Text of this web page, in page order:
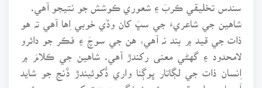
سندس تخليقي ڪربَ ۽ شعوري ڪوشش جو نتيجو آهي.
شاهين جي شاعريءَ جي سڀَ کان وڏي خوبي اِها آهي تہ هو
ذات جي قيد ۾ بند نہ آهي، هن جي سوچَ ۽ فڪر جو دائرو
لامحدود ۽ گهڻي معنى رکندڙ آهي. شاهين جي ڪلامَ ۾
اِنسان ذات جي لڳاتار ڀوڳنا واري ڏُکوئيندڙ ڏَنج جو شايد
اَحساس مِلي ٿو، جيڪو نہ رُڳو پڙهندڙ کي بيچين ڪيو